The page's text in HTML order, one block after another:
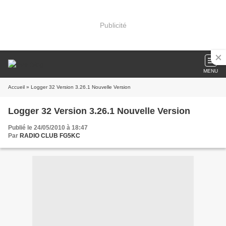
Publicité
MENU
Accueil » Logger 32 Version 3.26.1 Nouvelle Version
Logger 32 Version 3.26.1 Nouvelle Version
Publié le 24/05/2010 à 18:47
Par RADIO CLUB FG5KC